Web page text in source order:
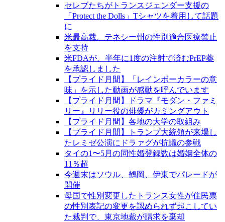
セレブたちがトランスジェンダー支援の
「Protect the Dolls」Tシャツを着用して話題
に
米最高裁、テネシー州の性別適合医療禁止
を支持
米FDAが、半年に1度の注射で済むPrEP薬
を承認しました
【プライド月間】「レインボーカラーの意
味」を示した動画が感動を呼んでいます
【プライド月間】ドラマ『モダン・ファミ
リー』リリー役の俳優がカミングアウト
【プライド月間】各地の大学の取組み
【プライド月間】トランプ大統領が来場し
たレミゼ公演にドラァグが抗議の参戦
タイの1〜5月の同性婚登録数は婚姻全体の
11％超
今週末はソウル、鶴岡、伊東でパレードが
開催
母国で性別変更したトランス女性が住民票
の性別表記の変更を認められず起こしてい
た裁判で、東京地裁が請求を棄却